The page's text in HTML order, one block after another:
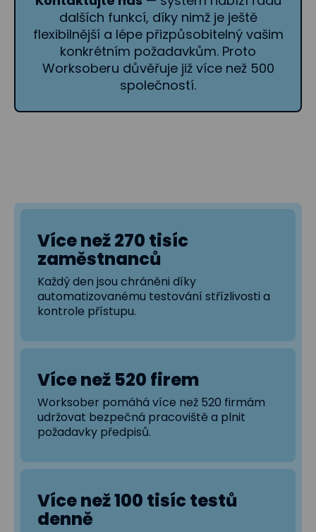
dalších funkcí, díky nimž je ještě
flexibilnější a lépe přizpůsobitelný vašim
konkrétním požadavkům. Proto
Worksoberu důvěřuje již více než 500
společností.
Více než 270 tisíc
zaměstnanců
Každý den jsou chráněni díky
automatizovanému testování střízlivosti a
kontrole přístupu.
Více než 520 firem
Worksober pomáhá více než 520 firmám
udržovat bezpečná pracoviště a plnit
požadavky předpisů.
Více než 100 tisíc testů
denně